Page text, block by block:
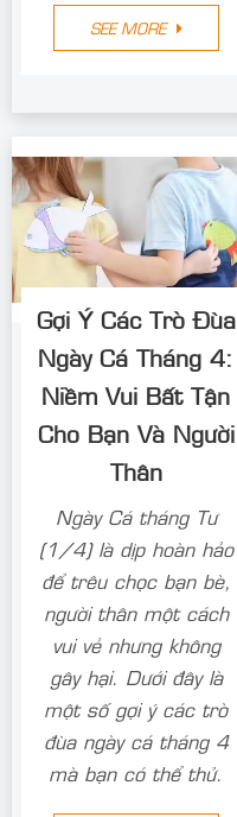
SEE MORE
Gợi Ý Các Trò Đùa
Ngày Cá Tháng 4:
Niềm Vui Bất Tận
Cho Bạn Và Người
Thân
Ngày Cá tháng Tư
(1/4) là dịp hoàn hảo
để trêu chọc bạn bè,
người thân một cách
vui vẻ nhưng không
gây hại. Dưới đây là
một số gợi ý các trò
đùa ngày cá tháng 4
mà bạn có thể thử.